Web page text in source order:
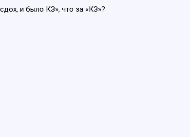
сдох, и было КЗ», что за «КЗ»?